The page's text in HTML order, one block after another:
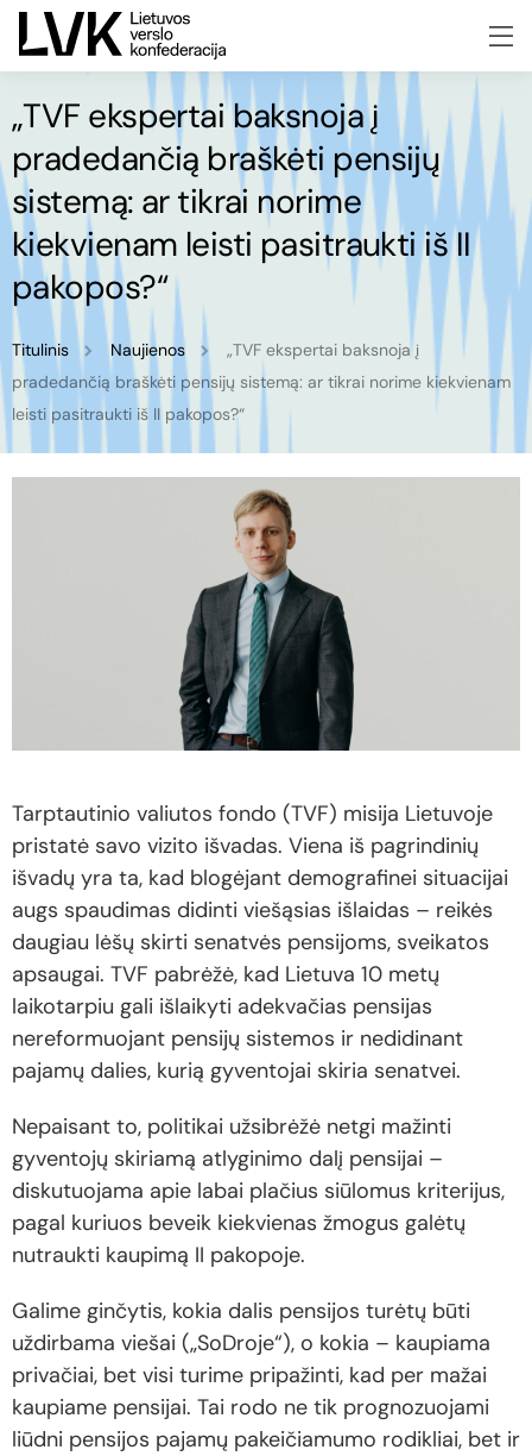
„TVF ekspertai baksnoja į
pradedančią braškėti pensijų
sistemą: ar tikrai norime
kiekvienam leisti pasitraukti iš II
pakopos?“
Titulinis Naujienos
„TVF ekspertai baksnoja į
pradedančią braškėti pensijų sistemą: ar tikrai norime kiekvienam
leisti pasitraukti iš II pakopos?“
Tarptautinio valiutos fondo (TVF) misija Lietuvoje
pristatė savo vizito išvadas. Viena iš pagrindinių
išvadų yra ta, kad blogėjant demografinei situacijai
augs spaudimas didinti viešąsias išlaidas – reikės
daugiau lėšų skirti senatvės pensijoms, sveikatos
apsaugai. TVF pabrėžė, kad Lietuva 10 metų
laikotarpiu gali išlaikyti adekvačias pensijas
nereformuojant pensijų sistemos ir nedidinant
pajamų dalies, kurią gyventojai skiria senatvei.
Nepaisant to, politikai užsibrėžė netgi mažinti
gyventojų skiriamą atlyginimo dalį pensijai –
diskutuojama apie labai plačius siūlomus kriterijus,
pagal kuriuos beveik kiekvienas žmogus galėtų
nutraukti kaupimą II pakopoje.
Galime ginčytis, kokia dalis pensijos turėtų būti
uždirbama viešai („SoDroje“), o kokia – kaupiama
privačiai, bet visi turime pripažinti, kad per mažai
kaupiame pensijai. Tai rodo ne tik prognozuojami
liūdni pensijos pajamų pakeičiamumo rodikliai, bet ir